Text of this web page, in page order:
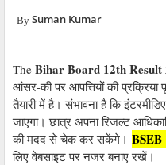
Suman Kumar
The Bihar Board 12th Result
आंसर-की पर आपत्तियों की प्रक्रिया
तैयारी में है। संभावना है कि
जाएगा। छात्र अपना रिजल्ट
की मदद से चेक कर सकेंगे।
लिए वेबसाइट पर नजर बनाए रखें।